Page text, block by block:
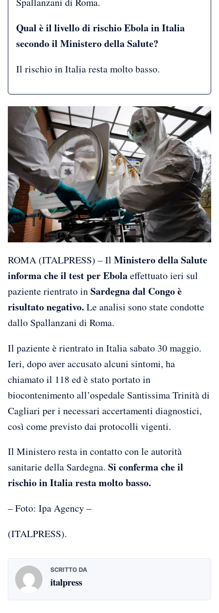
Qual è il livello di rischio Ebola in Italia
secondo il Ministero della Salute?
Il rischio in Italia resta molto basso.
ROMA (ITALPRESS) – Il Ministero della Salute
informa che il test per Ebolaeffettuato ieri sul
paziente rientrato inSardegna dal Congo è
risultato negativo. Le analisi sono state condotte
dallo Spallanzani di Roma.
Il paziente è rientrato in Italia sabato 30 maggio.
Ieri, dopo aver accusato alcuni sintomi, ha
chiamato il 118 ed è stato portato in
biocontenimento all’ospedale Santissima Trinità di
Cagliari per i necessari accertamenti diagnostici,
così come previsto dai protocolli vigenti.
Il Ministero resta in contatto con le autorità
sanitarie della Sardegna. Si conferma che il
rischio in Italia resta molto basso.
– Foto: Ipa Agency –
(ITALPRESS).
SCRITTO DA
italpress